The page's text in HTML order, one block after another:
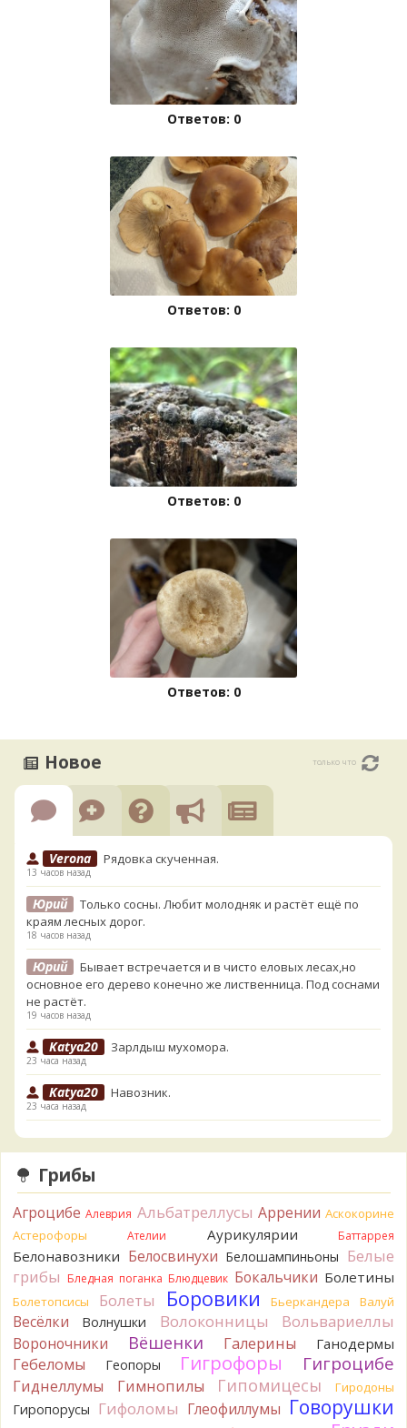
Ответов: 0
Ответов: 0
Ответов: 0
Ответов: 0
Новое только что
Verona Рядовка скученная.
13 часов назад
Юрий
Только сосны. Любит молодняк и растёт ещё по
краям лесных дорог.
18 часов назад
Юрий
Бывает встречается и в чисто еловых лесах,но
основное его дерево конечно же лиственница. Под соснами
не растёт.
19 часов назад
Katya20 Зарлдыш мухомора.
23 часа назад
Katya20 Навозник.
23 часа назад
Verona Скорее всего он.
2 дня назад
Verona
2 дня назад
Verona
Рядовка мыльная, судя по пластинкам.
Правильно сделали, что не взяли.
2 дня назад
BorisM Подгруздок чёрный, или близкие виды
2 дня назад
BorisM Сдаётся мне, на земле и в руке - разные грибы.
2 дня назад
Кирилл
Вони не было, но вода и гриб при варке
начали желтеть. Выкинул. Большое спасибо.
Грибы
Агроцибе Алеврия Альбатреллусы Аррении Аскокорине
Астерофоры
Ателии Аурикулярии Баттаррея
Белонавозники Белосвинухи Белошампиньоны Белые
грибы Бледная поганка Блюдцевик Бокальчики Болетины
Болетопсисы Болеты Боровики Бьеркандера Валуй
Весёлки Волнушки Волоконницы Вольвариеллы
Вороночники Вёшенки Галерины Ганодермы
Гебеломы Геопоры Гигрофоры Гигроцибе
Гиднеллумы Гимнопилы Гипомицесы Гиродоны
Гиропорусы Гифоломы Глеофиллумы Говорушки